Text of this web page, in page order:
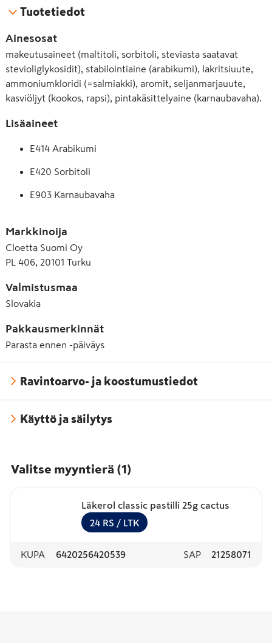
Tuotetiedot
Ainesosat
makeutusaineet (maltitoli, sorbitoli, steviasta saatavat
stevioliglykosidit), stabilointiaine (arabikumi), lakritsiuute,
ammoniumkloridi (=salmiakki), aromit, seljanmarjauute,
kasviöljyt (kookos, rapsi), pintakäsittelyaine (karnaubavaha).
Lisäaineet
E414 Arabikumi
E420 Sorbitoli
E903 Karnaubavaha
E965 Maltitoli
Markkinoija
Cloetta Suomi Oy
PL 406, 20101 Turku
Valmistusmaa
Slovakia
Pakkausmerkinnät
Parasta ennen -päiväys
Ravintoarvo- ja koostumustiedot
Käyttö ja säilytys
Valitse myyntierä (1 )
Läkerol classic pastilli 25g cactus
24 RS / LTK
KUPA 6420256420539 SAP 21258071